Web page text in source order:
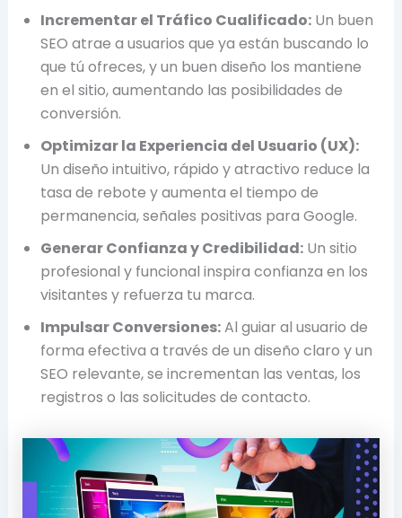
Incrementar el Tráfico Cualificado:Un buen
SEO atrae a usuarios que ya están buscando lo
que tú ofreces, y un buen diseño los mantiene
en el sitio, aumentando las posibilidades de
conversión.
Optimizar la Experiencia del Usuario (UX):
Un diseño intuitivo, rápido y atractivo reduce la
tasa de rebote y aumenta el tiempo de
permanencia, señales positivas para Google.
Generar Confianza y Credibilidad:Un sitio
profesional y funcional inspira confianza en los
visitantes y refuerza tu marca.
Impulsar Conversiones:Al guiar al usuario de
forma efectiva a través de un diseño claro y un
SEO relevante, se incrementan las ventas, los
registros o las solicitudes de contacto.